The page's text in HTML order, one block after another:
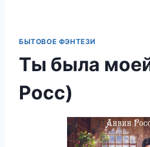
БЫТОВОЕ ФЭНТЕЗИ
Ты была
Росс)